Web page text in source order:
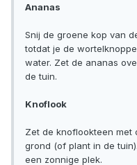
Ananas
Snij de groene kop van
totdat je de
water. Zet de ananas
de tuin.
Knoflook
Zet de knoflookteen met
grond (of plant in de
een zonnige plek.